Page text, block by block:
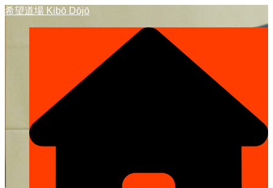
Hoppa
希望道場 Kibō Dōjō